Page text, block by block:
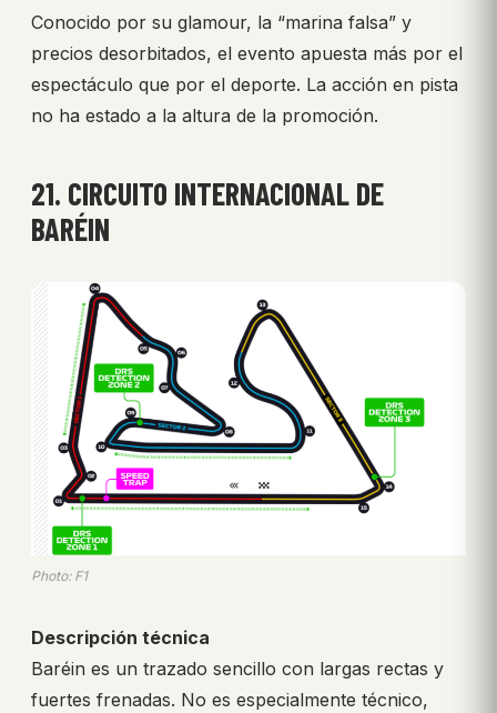
Conocido por su glamour, la “marina falsa” y
precios desorbitados, el evento apuesta más por el
espectáculo que por el deporte. La acción en pista
no ha estado a la altura de la promoción.
21. CIRCUITO INTERNACIONAL DE
BARÉIN
Photo: F1
Descripción técnica
Baréin es un trazado sencillo con largas rectas y
fuertes frenadas. No es especialmente técnico,